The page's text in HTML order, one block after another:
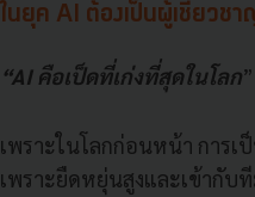
ในยุค AI ต้องเป็นผู้เชี่ยวชา
“AI คือเป็ดที่เก่งที่สุดในโลก
เพราะในโลกก่อนหน้า การ
เพราะยืดหยุ่นสูงและเข้ากับ